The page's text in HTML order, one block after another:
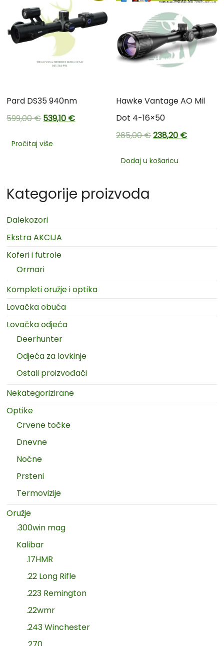
Pard DS35 940nm
599,00€539,10 €
Pročitaj više
Hawke Vantage AO Mil
Dot 4-16×50
265,00€238,20 €
Dodaj u košaricu
Kategorije proizvoda
Dalekozori
Ekstra AKCIJA
Koferi i futrole
Ormari
Kompleti oružje i optika
Lovačka obuća
Lovačka odjeća
Deerhunter
Odjeća za lovkinje
Ostali proizvođači
Nekategorizirane
Optike
Crvene točke
Dnevne
Noćne
Prsteni
Termovizije
Oružje
.300win mag
Kalibar
.17HMR
.22 Long Rifle
.223 Remington
.22wmr
.243 Winchester